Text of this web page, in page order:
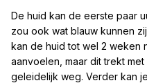
De huid kan de eerste paar
zou ook wat blauw kunnen
kan de huid tot wel 2 weken
aanvoelen, maar dit trekt
geleidelijk weg. Verder kan